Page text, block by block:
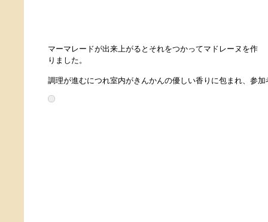
マーマレードが出来上がるとそれをつかってマドレーヌを作
りました。
調理が進むにつれ室内がきんかんの優しい香りに包まれ、参